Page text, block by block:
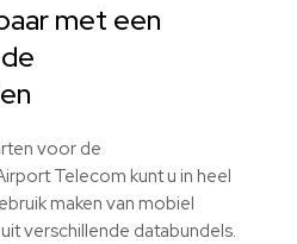
met een
voor de
Telecom kunt u in heel
maken van mobiel
verschillende databundels.